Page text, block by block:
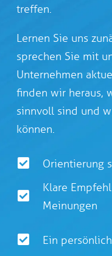
treffen.
Lernen Sie uns
sprechen Sie mit
Unternehmen
finden wir heraus,
sinnvoll sind und
können.
Orientierung
Klare
Meinungen
Ein